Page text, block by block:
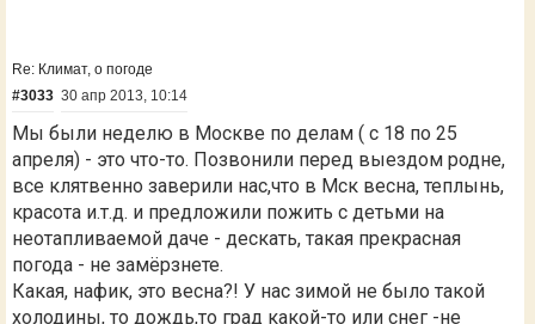
Re: Климат, о погоде
#3033 30 апр 2013, 10:14
Мы были неделю в Москве по делам ( с 18 по 25
апреля) - это что-то. Позвонили перед выездом родне,
все клятвенно заверили нас,что в Мск весна, теплынь,
красота и.т.д. и предложили пожить с детьми на
неотапливаемой даче - дескать, такая прекрасная
погода - не замёрзнете.
Какая, нафик, это весна?! У нас зимой не было такой
холодины, то дождь,то град какой-то или снег -не